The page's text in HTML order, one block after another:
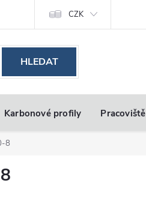
CZK
HLEDAT
Karbonové profily Pracoviště
8